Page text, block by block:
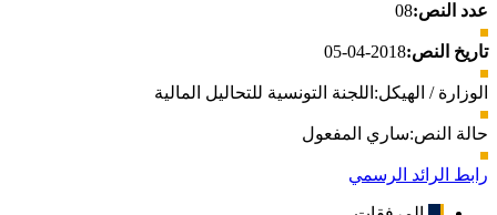
عدد النص:08
تاريخ النص:2018-04-05
الوزارة / الهيكل: اللجنة التونسية للتحاليل المالية
حالة النص:ساري المفعول
رابط الرائد الرسمي